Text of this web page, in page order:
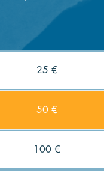
25 €
50 €
100 €